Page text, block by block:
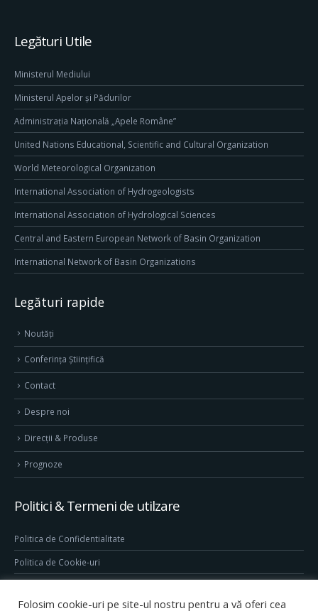
Legături Utile
Ministerul Mediului
Ministerul Apelor și Pădurilor
Administrația Națională „Apele Române”
United Nations Educational, Scientific and Cultural Organization
World Meteorological Organization
International Association of Hydrogeologists
International Association of Hydrological Sciences
Central and Eastern European Network of Basin Organization
International Network of Basin Organizations
Legături rapide
Noutăți
Conferința Științifică
Contact
Despre noi
Direcţii & Produse
Prognoze
Politici & Termeni de utilzare
Politica de Confidentialitate
Politica de Cookie-uri
Folosim cookie-uri pe site-ul nostru pentru a vă oferi cea